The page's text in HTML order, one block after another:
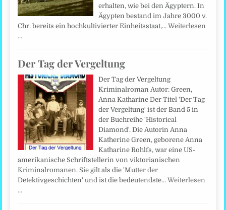
erhalten, wie bei den Ägyptern. In
Ägypten bestand im Jahre 3000 v.
Chr. bereits ein hochkultivierter Einheitsstaat,…Weiterlesen
…
Der Tag der Vergeltung
Der Tag der Vergeltung
Kriminalroman Autor: Green,
Anna Katharine Der Titel 'Der Tag
der Vergeltung' ist der Band 5 in
der Buchreihe 'Historical
Diamond'. Die Autorin Anna
Katherine Green, geborene Anna
Katharine Rohlfs, war eine US-
amerikanische Schriftstellerin von viktorianischen
Kriminalromanen. Sie gilt als die 'Mutter der
Detektivgeschichten' und ist die bedeutendste…Weiterlesen
…